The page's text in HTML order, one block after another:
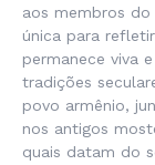
aos membros
única para
permanece viva
tradições
povo armênio,
nos antigos
quais datam do